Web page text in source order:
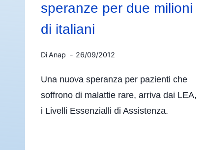
speranze per due milioni
di italiani
DiAnap 26/09/2012
Una nuova speranza per pazienti che
soffrono di malattie rare, arriva dai LEA,
i Livelli Essenzialli di Assistenza.